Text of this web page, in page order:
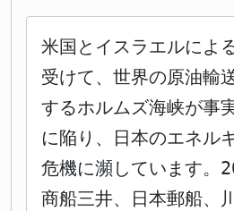
米国とイスラエルによ
受けて、世界の原油輸
するホルムズ海峡が事
に陥り、日本のエネル
危機に瀕しています。
商船三井、日本郵船、